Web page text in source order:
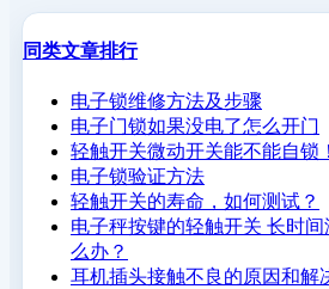
同类文章排行
电子锁维修方法及步骤
电子门锁如果没电了怎么开门
轻触开关微动开关能不能自锁！
电子锁验证方法
轻触开关的寿命，如何测试？
电子秤按键的轻触开关 长时
么办？
耳机插头接触不良的原因和解